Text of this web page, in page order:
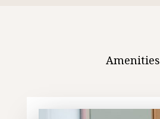
Amenities